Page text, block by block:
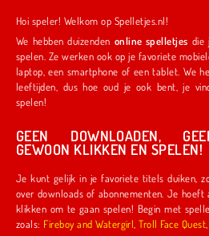
Hoi speler! Welkom op Spelletjes.nl!
We hebben duizenden online spelletjes die je alleen of met
spelen. Ze werken ook op je favoriete
laptop, een smartphone of een tablet. We hebben iets voor spelers van alle
leeftijden, dus hoe oud je ook bent, je vindt altijd wel iets
spelen!
GEEN DOWNLOADEN,
GEWOON KLIKKEN EN SPELEN!
Je kunt gelijk in je favoriete titels duiken,
over downloads of abonnementen. Je
klikken om te gaan spelen! Begin met spelletjes die door ons zijn gemaakt,
zoals:
Fireboy and Watergirl ,Troll Face Quest